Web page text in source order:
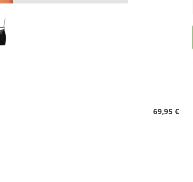
69,95 €